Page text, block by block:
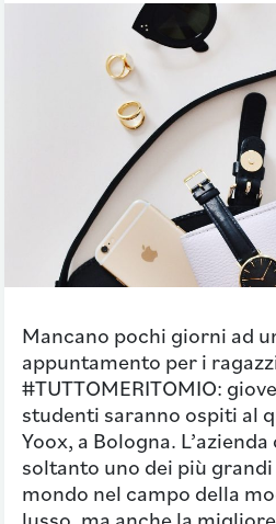
Mancano pochi giorni ad
appuntamento per i
#TUTTOMERITOMIO:
studenti saranno ospiti al
Yoox, a Bologna.
soltanto uno dei più
mondo nel campo della